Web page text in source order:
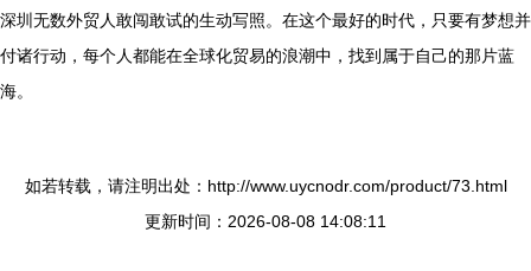
深圳无数外贸人敢闯敢试的生动写照。在这个最好的时代，只要有梦想并
付诸行动，每个人都能在全球化贸易的浪潮中，找到属于自己的那片蓝
海。
如若转载，请注明出处：http://www.uycnodr.com/product/73.html
更新时间：2026-08-08 14:08:11